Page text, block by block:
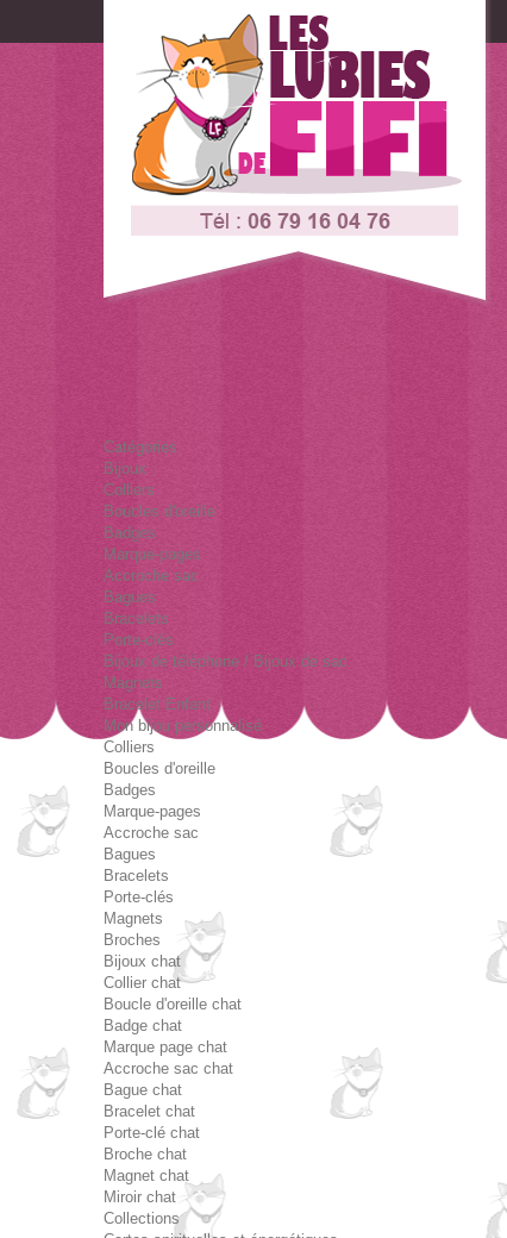
Contactez-nous
Catégories
Bijoux
Colliers
Boucles d'oreille
Badges
Marque-pages
Accroche sac
Bagues
Bracelets
Porte-clés
Bijoux de téléphone / Bijoux de sac
Magnets
Bracelet Enfant
Mon bijou personnalisé
Colliers
Boucles d'oreille
Badges
Marque-pages
Accroche sac
Bagues
Bracelets
Porte-clés
Magnets
Broches
Bijoux chat
Collier chat
Boucle d'oreille chat
Badge chat
Marque page chat
Accroche sac chat
Bague chat
Bracelet chat
Porte-clé chat
Broche chat
Magnet chat
Miroir chat
Collections